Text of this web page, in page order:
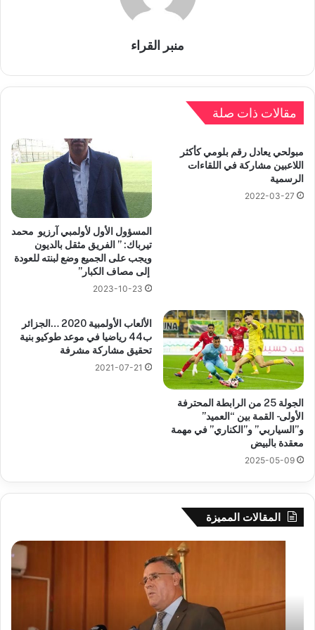
منبر القراء
مقالات ذات صلة
مبولحي يعادل رقم بلومي كأكثر
اللاعبين مشاركة في اللقاءات
الرسمية
2022-03-27
المسؤول الأول لأولمبي آرزيو محمد
تيرباك: ” الفريق مثقل بالديون
ويجب على الجميع وضع لبنته للعودة
إلى مصاف الكبار”
2023-10-23
الجولة 25 من الرابطة المحترفة
الأولى- القمة بين “العميد”
و”السياربي” و”الكناري” في مهمة
معقدة بالبيض
2025-05-09
الألعاب الأولمبية 2020 …الجزائر
ب44 رياضيا في موعد طوكيو بنية
تحقيق مشاركة مشرفة
2021-07-21
المقالات المميزة
لدراسة